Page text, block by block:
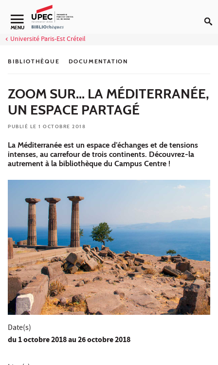
Aller au contenu
Navigation secondaire
MENU
Université Paris-Est Créteil
BIBLIOTHÈQUE DOCUMENTATION
ZOOM SUR... LA MÉDITERRANÉE,
UN ESPACE PARTAGÉ
PUBLIÉ LE 1 OCTOBRE 2018
La Méditerranée est un espace d’échanges et de tensions
intenses, au carrefour de trois continents. Découvrez-la
autrement à la bibliothèque du Campus Centre !
Date(s)
du 1 octobre 2018au 26 octobre 2018